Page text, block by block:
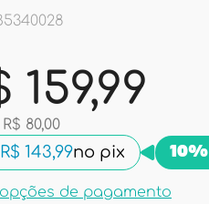
159,99
80,00
R$ 143,99no pix 10%
de pagamento